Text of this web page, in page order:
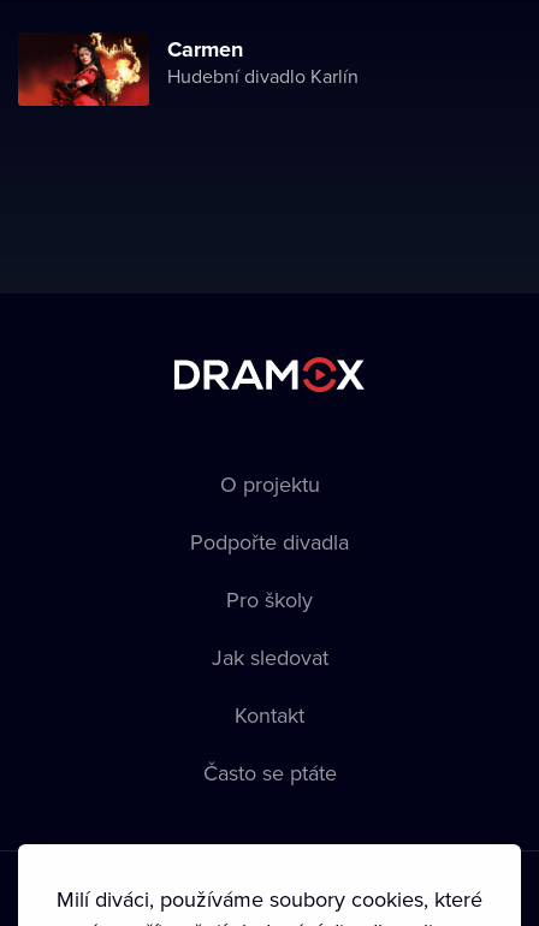
Carmen
Hudební divadlo Karlín
O projektu
Podpořte divadla
Pro školy
Jak sledovat
Kontakt
Často se ptáte
Milí diváci, používáme soubory cookies, které